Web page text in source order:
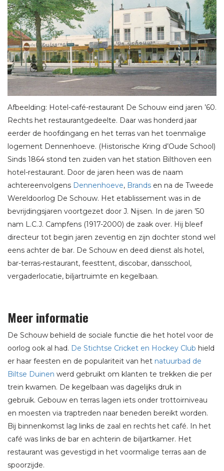
Afbeelding: Hotel-café-restaurant De Schouw eind jaren ’60.
Rechts het restaurantgedeelte. Daar was honderd jaar
eerder de hoofdingang en het terras van het toenmalige
logement Dennenhoeve. (Historische Kring d’Oude School)
Sinds 1864 stond ten zuiden van het station Bilthoven een
hotel-restaurant. Door de jaren heen was de naam
achtereenvolgens Dennenhoeve, Brands en na de Tweede
Wereldoorlog De Schouw. Het etablissement was in de
bevrijdingsjaren voortgezet door J. Nijsen. In de jaren ’50
nam L.C.J. Campfens (1917-2000) de zaak over. Hij bleef
directeur tot begin jaren zeventig en zijn dochter stond wel
eens achter de bar. De Schouw en deed dienst als hotel,
bar-terras-restaurant, feesttent, discobar, dansschool,
vergaderlocatie, biljartruimte en kegelbaan.
Meer informatie
De Schouw behield de sociale functie die het hotel voor de
oorlog ook al had. De Stichtse Cricket en Hockey Club hield
er haar feesten en de populariteit van het natuurbad de
Biltse Duinen werd gebruikt om klanten te trekken die per
trein kwamen. De kegelbaan was dagelijks druk in
gebruik. Gebouw en terras lagen iets onder trottoirniveau
en moesten via traptreden naar beneden bereikt worden.
Bij binnenkomst lag links de zaal en rechts het café. In het
café was links de bar en achterin de biljartkamer. Het
restaurant was gevestigd in het voormalige terras aan de
spoorzijde.